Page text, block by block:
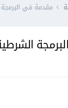
مقدمة في